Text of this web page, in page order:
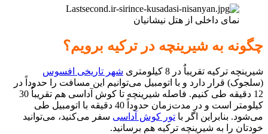
نمای داخلی از هتل نیشانیان
چگونه به شیرینچه در ترکیه برویم؟
شیرینچه ترکیه تقریباٌ در 8 کیلومتری
شهر تاریخی افسوس
(سلجوک) قرار دارد و با اتومبیل می‌توانیم این مسافت را حدوداً در
12 دقیقه طی کنیم. فاصله شیرینچه تا کوش آداسی هم تقریباٌ 30
کیلومتر است و در مدت‌زمان حدوداً 40 دقیقه با اتومبیل طی
می‌شود. بنابراین اگر با تور کوش آداسی سفر می‌کنید، می‌توانید
خودتان را به شیرینچه ترکیه هم برسانید.